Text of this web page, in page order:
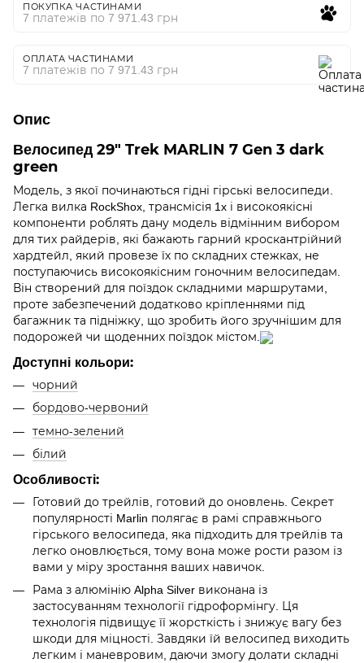
ПОКУПКА ЧАСТИНАМИ
7 платежів по 7 971.43 грн
ОПЛАТА ЧАСТИНАМИ
7 платежів по 7 971.43 грн
Опис
Велосипед 29" Trek MARLIN 7 Gen 3 dark
green
Модель, з якої починаються гідні гірські велосипеди.
Легка вилка RockShox, трансмісія 1x і високоякісні
компоненти роблять дану модель відмінним вибором
для тих райдерів, які бажають гарний кроскантрійний
хардтейл, який провезе їх по складних стежках, не
поступаючись високоякісним гоночним велосипедам.
Він створений для поїздок складними маршрутами,
проте забезпечений додатково кріпленнями під
багажник та підніжку, що зробить його зручнішим для
подорожей чи щоденних поїздок містом.
Доступні кольори:
чорний
бордово-червоний
темно-зелений
білий
Особливості:
Готовий до трейлів, готовий до оновлень. Секрет
популярності Marlin полягає в рамі справжнього
гірського велосипеда, яка підходить для трейлів та
легко оновлюється, тому вона може рости разом із
вами у міру зростання ваших навичок.
Рама з алюмінію Alpha Silver виконана із
застосуванням технології гідроформінгу. Ця
технологія підвищує її жорсткість і знижує вагу без
шкоди для міцності. Завдяки їй велосипед виходить
легким і маневровим, даючи змогу долати складні